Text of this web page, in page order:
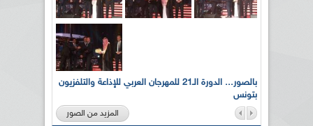
بالصور... الدورة الـ21 للمهرجان العربي للإذاعة والتلفزيون
بتونس
المزيد من الصور